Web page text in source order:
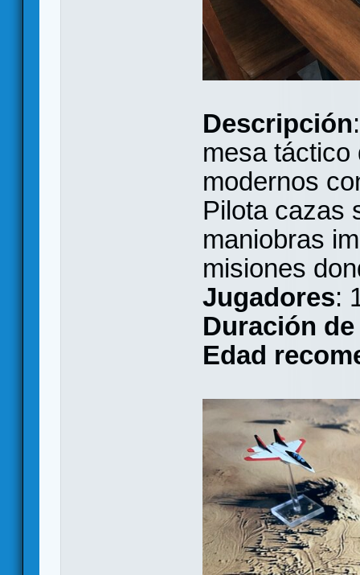
Descripción
mesa táctico
modernos
Pilota cazas
maniobras
misiones
Jugadores:
Duración
Edad